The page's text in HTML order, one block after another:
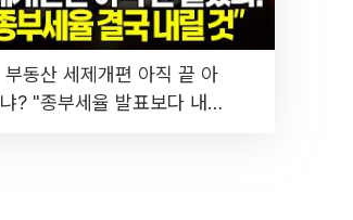
부동산 세제개편 아직 끝 아
냐? "종부세율 발표보다 내릴